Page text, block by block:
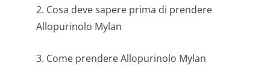
2. Cosa deve sapere prima di prendere
Allopurinolo Mylan
3. Come prendere Allopurinolo Mylan